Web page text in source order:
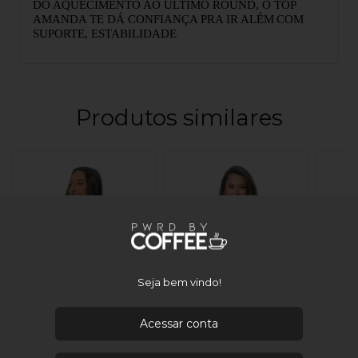
DO AQUECIMENTO AO ÚLTIMO ROUND, O TOP
AMANDA TE DÁ CONFIANÇA PRA IR ALÉM COM
SUPORTE, ESTABILIDADE
Produtos similares
Seja bem vindo!
Acessar conta